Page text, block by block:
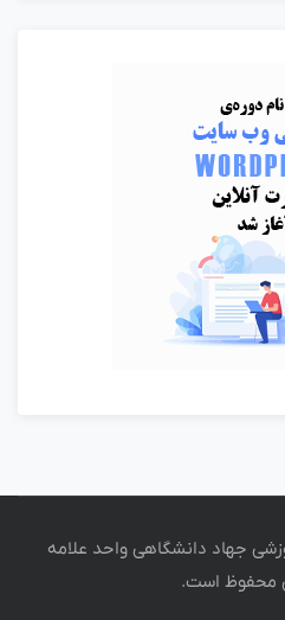
جهاد دانشگاهی واحد علامه
محفوظ است.